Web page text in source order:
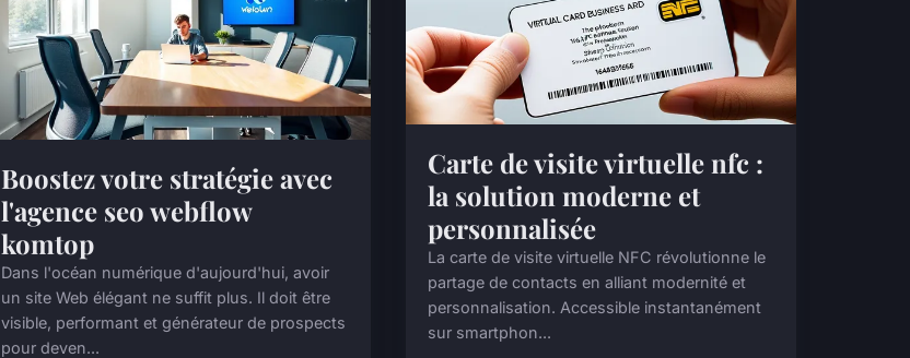
Boostez votre stratégie avec
l'agence seo webflow
komtop
Dans l'océan numérique d'aujourd'hui, avoir
un site Web élégant ne suffit plus. Il doit être
visible, performant et générateur de prospects
pour deven...
Carte de visite virtuelle nfc :
la solution moderne et
personnalisée
La carte de visite virtuelle NFC révolutionne le
partage de contacts en alliant modernité et
personnalisation. Accessible instantanément
sur smartphon...